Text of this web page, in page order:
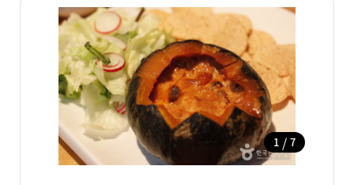
1 / 7